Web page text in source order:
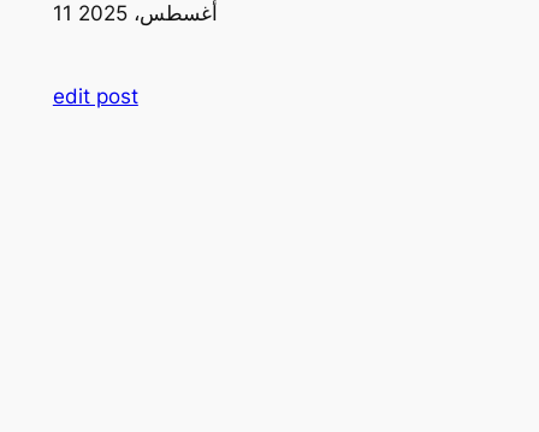
11 أغسطس، 2025
edit post